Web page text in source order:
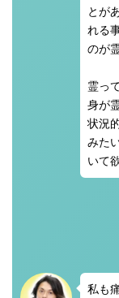
とが
れる
のが
霊っ
身が
状況
みた
いて
私も